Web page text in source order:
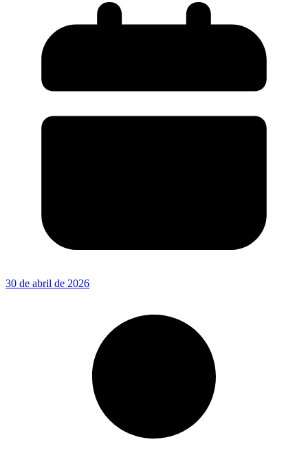
30 de abril de 2026